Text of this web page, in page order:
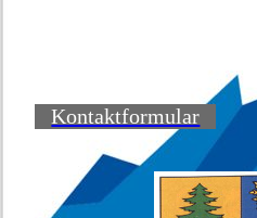
Kontaktformular